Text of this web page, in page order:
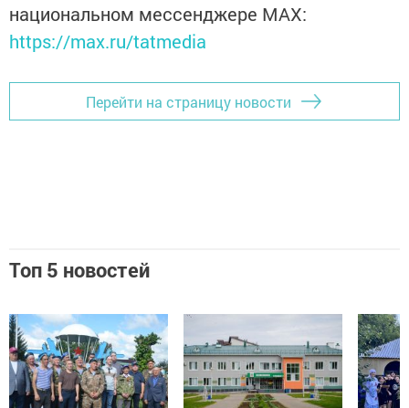
национальном мессенджере MАХ:
https://max.ru/tatmedia
Перейти на страницу новости
Топ 5 новостей